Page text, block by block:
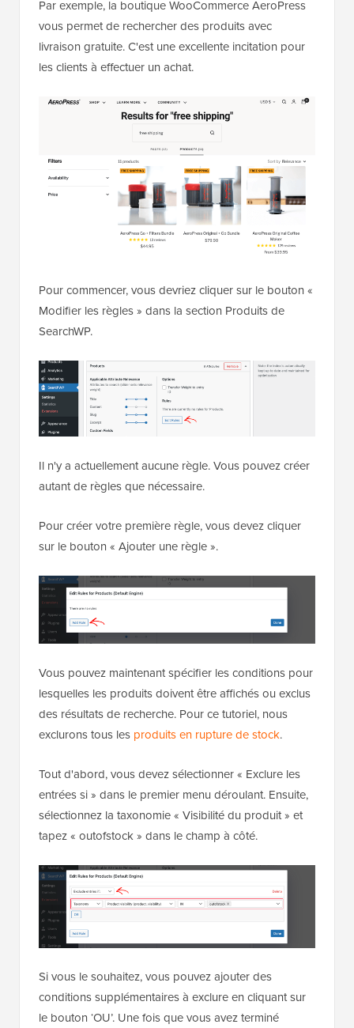
Par exemple, la boutique WooCommerce AeroPress
vous permet de rechercher des produits avec
livraison gratuite. C'est une excellente incitation pour
les clients à effectuer un achat.
Pour commencer, vous devriez cliquer sur le bouton «
Modifier les règles » dans la section Produits de
SearchWP.
Il n'y a actuellement aucune règle. Vous pouvez créer
autant de règles que nécessaire.
Pour créer votre première règle, vous devez cliquer
sur le bouton « Ajouter une règle ».
Vous pouvez maintenant spécifier les conditions pour
lesquelles les produits doivent être affichés ou exclus
des résultats de recherche. Pour ce tutoriel, nous
exclurons tous les produits en rupture de stock.
Tout d'abord, vous devez sélectionner « Exclure les
entrées si » dans le premier menu déroulant. Ensuite,
sélectionnez la taxonomie « Visibilité du produit » et
tapez « outofstock » dans le champ à côté.
Si vous le souhaitez, vous pouvez ajouter des
conditions supplémentaires à exclure en cliquant sur
le bouton ‘OU’. Une fois que vous avez terminé